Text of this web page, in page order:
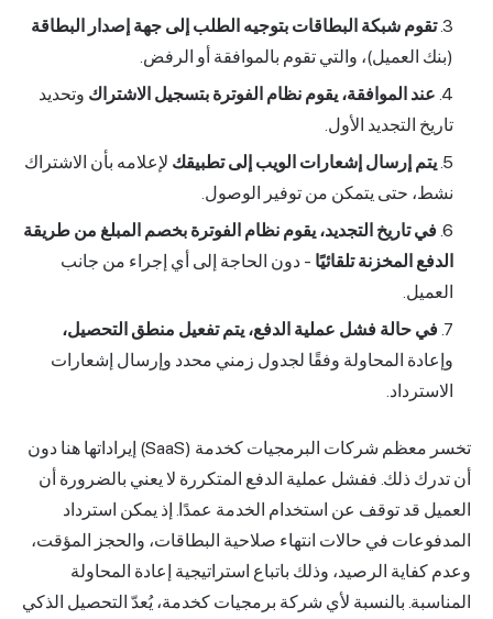
تقوم شبكة البطاقات بتوجيه الطلب إلى جهة إصدار البطاقة
(بنك العميل)، والتي تقوم بالموافقة أو الرفض.
عند الموافقة، يقوم نظام الفوترة بتسجيل الاشتراك وتحديد
تاريخ التجديد الأول.
يتم إرسال إشعارات الويب إلى تطبيقك لإعلامه بأن الاشتراك
نشط، حتى يتمكن من توفير الوصول.
في تاريخ التجديد، يقوم نظام الفوترة بخصم المبلغ من طريقة
الدفع المخزنة تلقائيًا - دون الحاجة إلى أي إجراء من جانب
العميل.
في حالة فشل عملية الدفع، يتم تفعيل منطق التحصيل،
وإعادة المحاولة وفقًا لجدول زمني محدد وإرسال إشعارات
الاسترداد.
تخسر معظم شركات البرمجيات كخدمة (SaaS) إيراداتها هنا دون
أن تدرك ذلك. ففشل عملية الدفع المتكررة لا يعني بالضرورة أن
العميل قد توقف عن استخدام الخدمة عمدًا. إذ يمكن استرداد
المدفوعات في حالات انتهاء صلاحية البطاقات، والحجز المؤقت،
وعدم كفاية الرصيد، وذلك باتباع استراتيجية إعادة المحاولة
المناسبة. بالنسبة لأي شركة برمجيات كخدمة، يُعدّ التحصيل الذكي